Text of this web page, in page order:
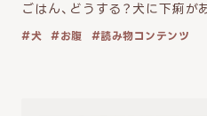
ごはん、どうする？犬に下痢が
犬 お腹 読み物コンテンツ